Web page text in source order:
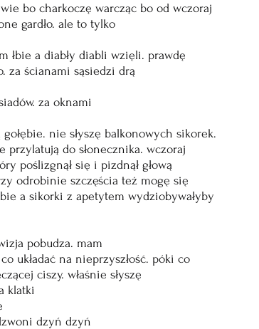
bo charkoczę warcząc bo od wczoraj
gardło. ale to tylko
łbie a diabły diabli wzięli. prawdę
za ścianami sąsiedzi drą
za oknami
nie słyszę balkonowych sikorek.
przylatują do słonecznika. wczoraj
poślizgnął się i pizdnął głową
odrobinie szczęścia też mogę się
a sikorki z apetytem wydziobywałyby
pobudza. mam
układać na nieprzyszłość. póki co
ciszy. właśnie słyszę
klatki
dzyń dzyń